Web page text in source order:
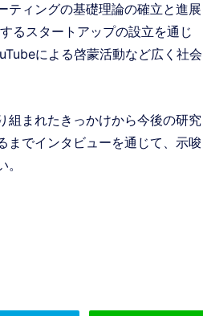
ティングの基礎理論の確立と進展
るスタートアップの設立を通じ
による啓蒙活動など広く社会
組まれたきっかけから今後の研究
までインタビューを通じて、示唆